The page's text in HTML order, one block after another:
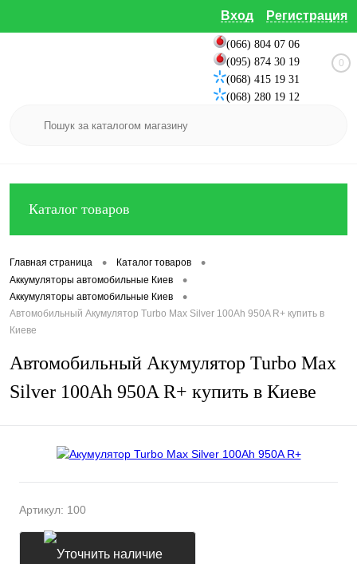
Вход Регистрация
(066) 804 07 06
(095) 874 30 19
(068) 415 19 31
(068) 280 19 12
0
Каталог товаров
Главная страница • Каталог товаров •
Аккумуляторы автомобильные Киев •
Аккумуляторы автомобильные Киев •
Автомобильный Акумулятор Turbo Max Silver 100Ah 950A R+ купить в
Киеве
Автомобильный Акумулятор Turbo Max
Silver 100Ah 950A R+ купить в Киеве
Артикул: 100